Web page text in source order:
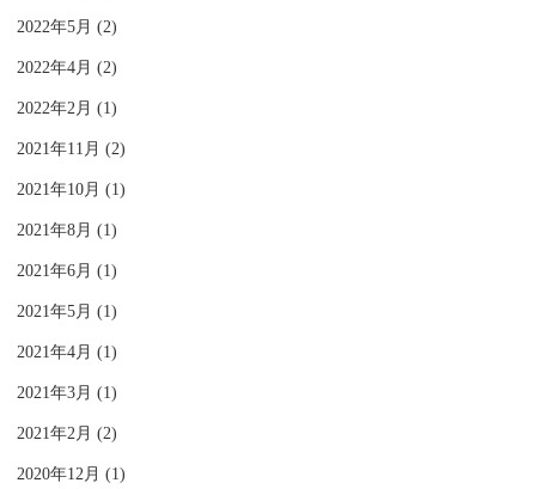
2022年5月 (2)
2022年4月 (2)
2022年2月 (1)
2021年11月 (2)
2021年10月 (1)
2021年8月 (1)
2021年6月 (1)
2021年5月 (1)
2021年4月 (1)
2021年3月 (1)
2021年2月 (2)
2020年12月 (1)